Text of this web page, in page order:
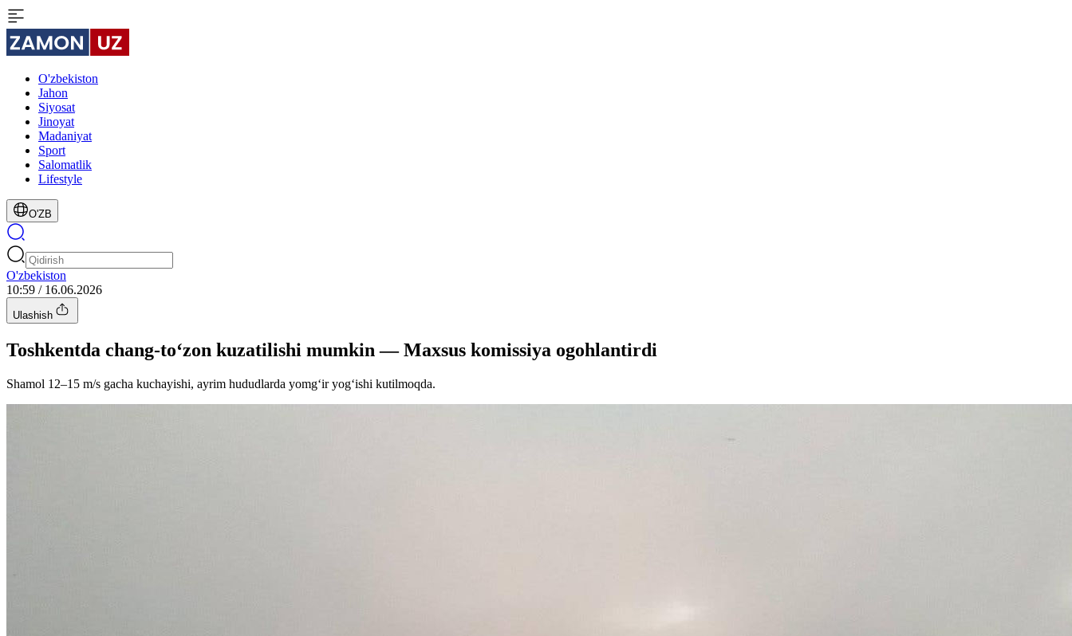
O'zbekiston
Jahon
Siyosat
Jinoyat
Madaniyat
Sport
Salomatlik
Lifestyle
O'ZB
O'zbekiston
10:59 / 16.06.2026
Ulashish
Toshkentda chang-to‘zon kuzatilishi mumkin — Maxsus komissiya ogohlantirdi
Shamol 12–15 m/s gacha kuchayishi, ayrim hududlarda yomg‘ir yog‘ishi kutilmoqda.